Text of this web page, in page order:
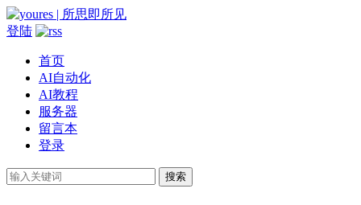
登陆
首页
AI自动化
AI教程
服务器
留言本
登录
搜索